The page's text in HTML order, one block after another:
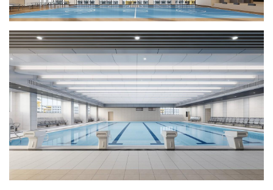
在设计上以安全、实用和教育功能性为基础。综合考虑学生的年龄
特点、身心发展需要以及教学需求，打造一个适合学习和成长的环